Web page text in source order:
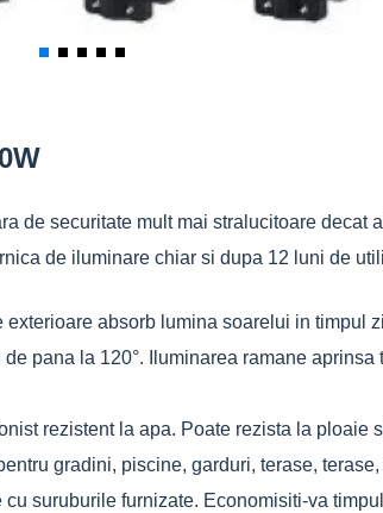
de securitate mult mai stralucitoare
de iluminare chiar si dupa 12 luni de
absorb lumina soarelui in
pana la 120°. Iluminarea ramane
rezistent la apa. Poate rezista la
gradini, piscine, garduri, terase,
suruburile furnizate. Economisiti-va